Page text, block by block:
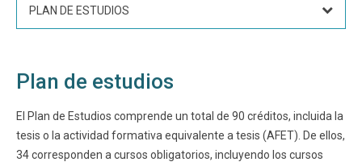
EXTENSIÓNY VINCULACIÓN
BIBLIOTECA
DEPARTAMENTOS
PLAN DE ESTUDIOS
Plan de estudios
El Plan de Estudios comprende un total de 90 créditos, incluida la
tesis o la actividad formativa equivalente a tesis (AFET). De ellos,
34 corresponden a cursos obligatorios, incluyendo los cursos